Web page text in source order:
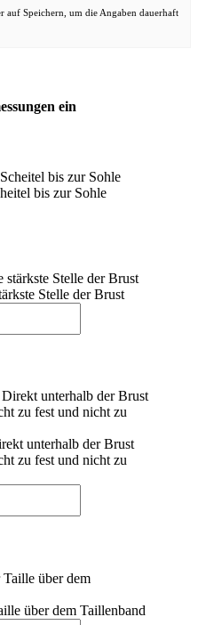
auf Speichern, um die Angaben dauerhaft
ein
bis zur Sohle
Stelle der Brust
unterhalb der Brust
zu fest und nicht zu
über dem Taillenband